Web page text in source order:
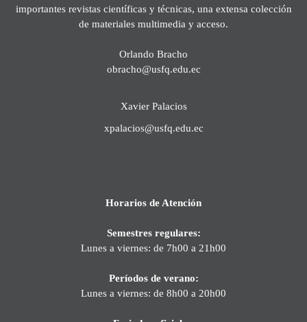
importantes revistas científicas y técnicas, una extensa colección
de materiales multimedia y acceso.
Orlando Bracho
obracho@usfq.edu.ec
Xavier Palacios
xpalacios@usfq.edu.ec
Horarios de Atención
Semestres regulares:
Lunes a viernes: de 7h00 a 21h00
Períodos de verano:
Lunes a viernes: de 8h00 a 20h00